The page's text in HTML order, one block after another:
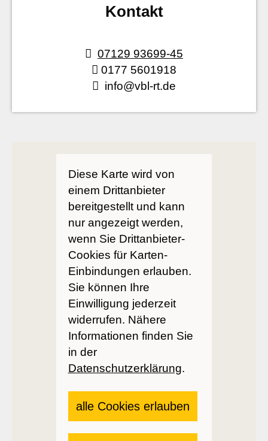
Kontakt
07129 93699-45
0177 5601918
info@vbl-rt.de
Diese Karte wird von
einem Drittanbieter
bereitgestellt und kann
nur angezeigt werden,
wenn Sie Drittanbieter-
Cookies für Karten-
Einbindungen erlauben.
Sie können Ihre
Einwilligung jederzeit
widerrufen. Nähere
Informationen finden Sie
in der
Datenschutzerklärung.
alle Cookies erlauben